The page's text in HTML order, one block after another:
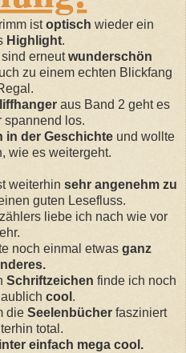
istoptisch wieder ein
Highlight.
erneutwunderschön
zu einem echten Blickfang
aus Band 2 geht es
spannend los.
in der Geschichte und wollte
wie es weitergeht.
weiterhin sehr angenehm zu
guten Lesefluss.
liebe ich nach wie vor
noch einmal etwas ganz
Schriftzeichen finde ich noch
cool .
die Seelenbücher fasziniert
total.
einfach mega cool.